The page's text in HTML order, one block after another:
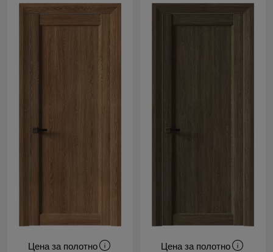
Цена за полотно Цена за полотно